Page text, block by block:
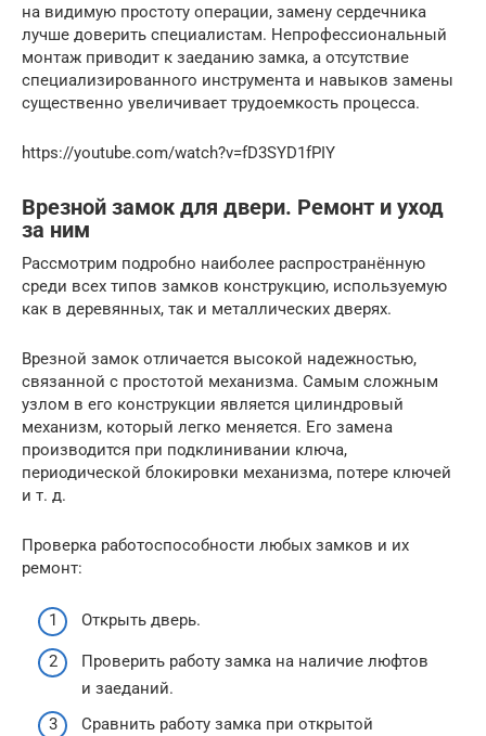
на видимую простоту операции, замену сердечника
лучше доверить специалистам. Непрофессиональный
монтаж приводит к заеданию замка, а отсутствие
специализированного инструмента и навыков замены
существенно увеличивает трудоемкость процесса.
https://youtube.com/watch?v=fD3SYD1fPIY
Врезной замок для двери. Ремонт и уход
за ним
Рассмотрим подробно наиболее распространённую
среди всех типов замков конструкцию, используемую
как в деревянных, так и металлических дверях.
Врезной замок отличается высокой надежностью,
связанной с простотой механизма. Самым сложным
узлом в его конструкции является цилиндровый
механизм, который легко меняется. Его замена
производится при подклинивании ключа,
периодической блокировки механизма, потере ключей
и т. д.
Проверка работоспособности любых замков и их
ремонт:
Открыть дверь.
Проверить работу замка на наличие люфтов
и заеданий.
Сравнить работу замка при открытой